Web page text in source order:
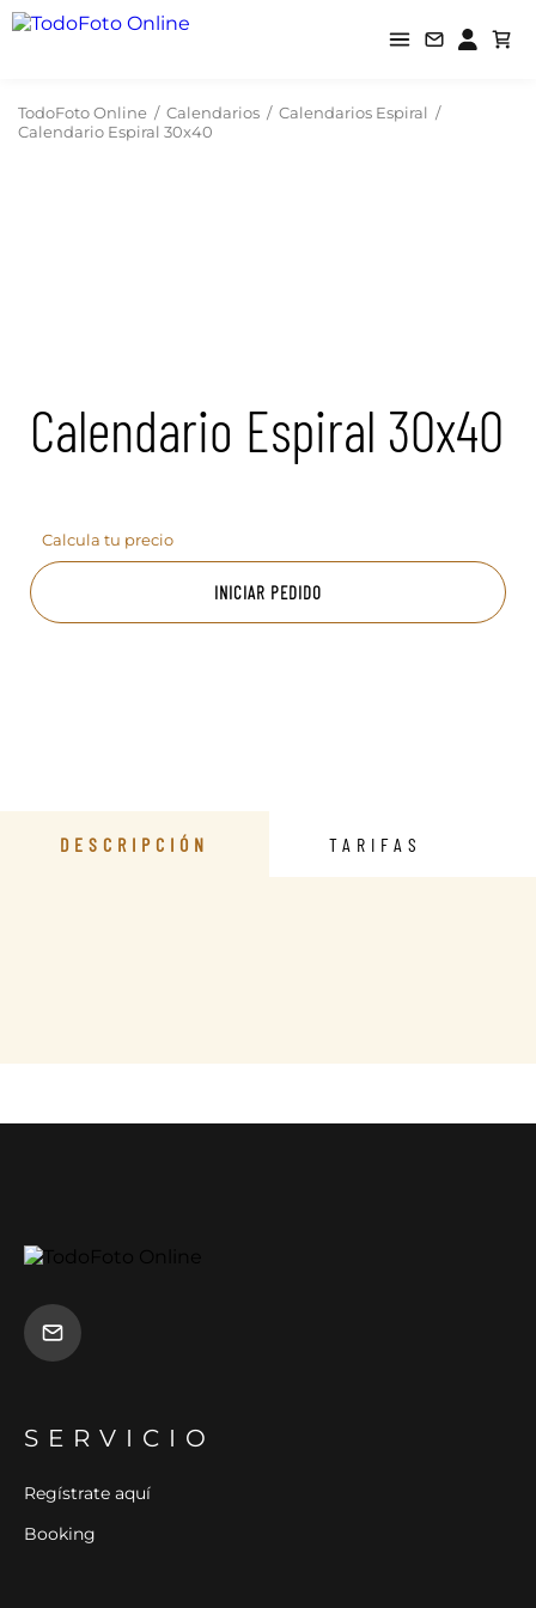
TodoFoto Online / Calendarios / Calendarios Espiral /
Calendario Espiral 30x40
Calendario Espiral 30x40
Calcula tu precio
INICIAR PEDIDO
DESCRIPCIÓN TARIFAS
SERVICIO
Regístrate aquí
Booking